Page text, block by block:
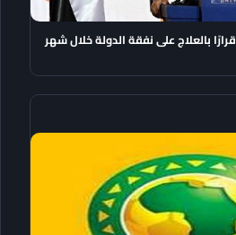
مجلس الوزراء: إصدار 232 قرارًا بالعلاج على نفقة الدولة خلال شهر